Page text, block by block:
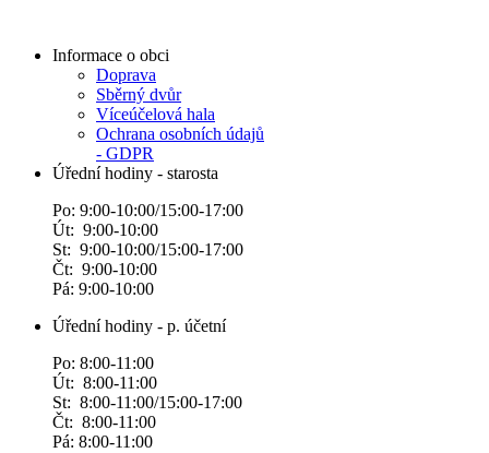
Informace o obci
Doprava
Sběrný dvůr
Víceúčelová hala
Ochrana osobních údajů
- GDPR
Úřední hodiny - starosta
Po: 9:00-10:00/15:00-17:00
Út: 9:00-10:00
St: 9:00-10:00/15:00-17:00
Čt: 9:00-10:00
Pá: 9:00-10:00
Úřední hodiny - p. účetní
Po: 8:00-11:00
Út: 8:00-11:00
St: 8:00-11:00/15:00-17:00
Čt: 8:00-11:00
Pá: 8:00-11:00